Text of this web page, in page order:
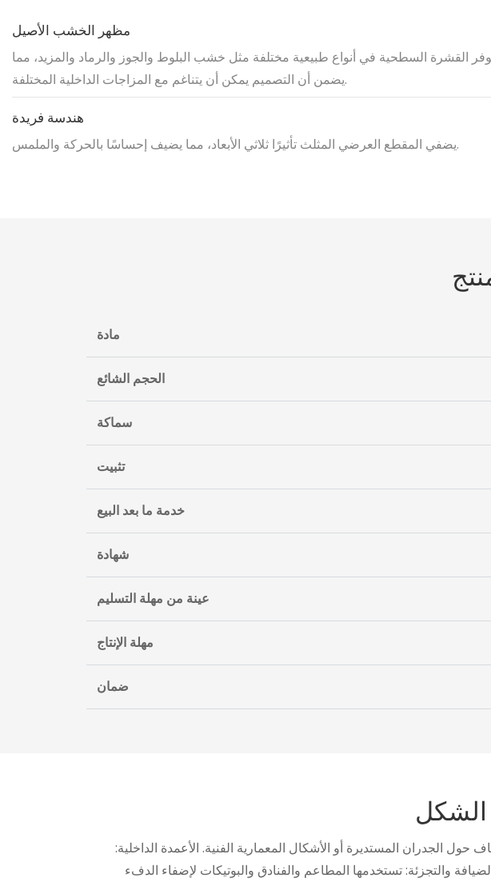
مظهر الخشب الأصيل
القشرة السطحية في أنواع طبيعية مختلفة مثل خشب البلوط والجوز والرماد والمزيد، مما
يضمن أن التصميم يمكن أن يتناغم مع المزاجات الداخلية المختلفة.
هندسة فريدة
يضفي المقطع العرضي المثلث تأثيرًا ثلاثي الأبعاد، مما يضيف إحساسًا بالحركة والملمس.
مادة
الحجم الشائع
سماكة
تثبيت
خدمة ما بعد البيع
شهادة
عينة من مهلة التسليم
مهلة الإنتاج
ضمان
الشكل
حول الجدران المستديرة أو الأشكال المعمارية الفنية. الأعمدة الداخلية:
والتجزئة: تستخدمها المطاعم والفنادق والبوتيكات لإضفاء الدفء